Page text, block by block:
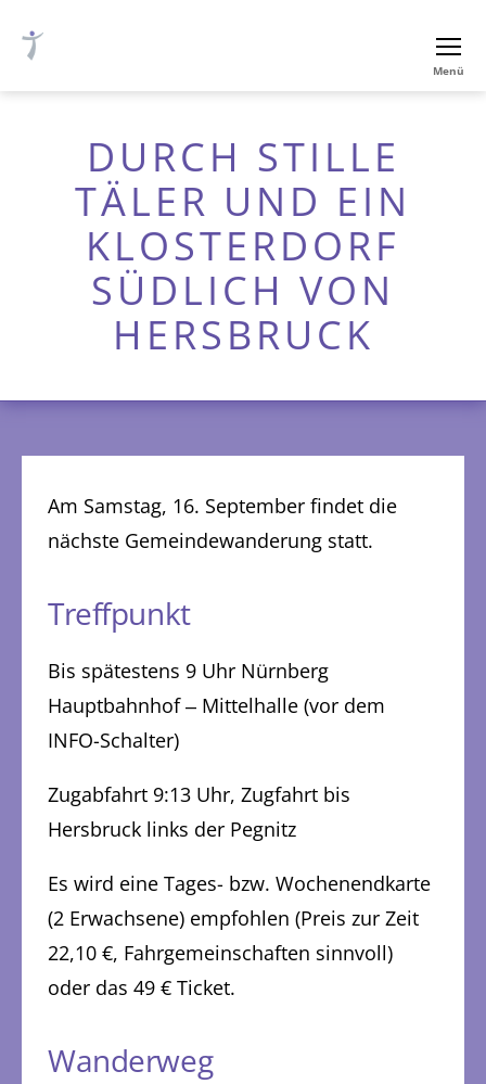
luth.
Nürnberg
Menü
DURCH STILLE
TÄLER UND EIN
KLOSTERDORF
SÜDLICH VON
HERSBRUCK
Am Samstag, 16. September findet die
nächste Gemeindewanderung statt.
Treffpunkt
Bis spätestens 9 Uhr Nürnberg
Hauptbahnhof ‒ Mittelhalle (vor dem
INFO-Schalter)
Zugabfahrt 9:13 Uhr, Zugfahrt bis
Hersbruck links der Pegnitz
Es wird eine Tages- bzw. Wochenendkarte
(2 Erwachsene) empfohlen (Preis zur Zeit
22,10 €, Fahrgemeinschaften sinnvoll)
oder das 49 € Ticket.
Wanderweg